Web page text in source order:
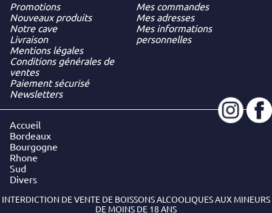
Promotions
Nouveaux produits
Notre cave
Livraison
Mentions légales
Conditions générales de
ventes
Paiement sécurisé
Newsletters
Mes commandes
Mes adresses
Mes informations
personnelles
Accueil
Bordeaux
Bourgogne
Rhone
Sud
Divers
INTERDICTION DE VENTE DE BOISSONS ALCOOLIQUES AUX MINEURS
DE MOINS DE 18 ANS